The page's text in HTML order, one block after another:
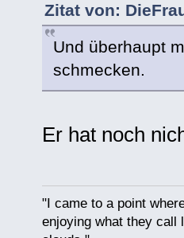
Zitat von:
Und überhaupt
schmecken.
Er hat noch
"I came to a point
enjoying what they call